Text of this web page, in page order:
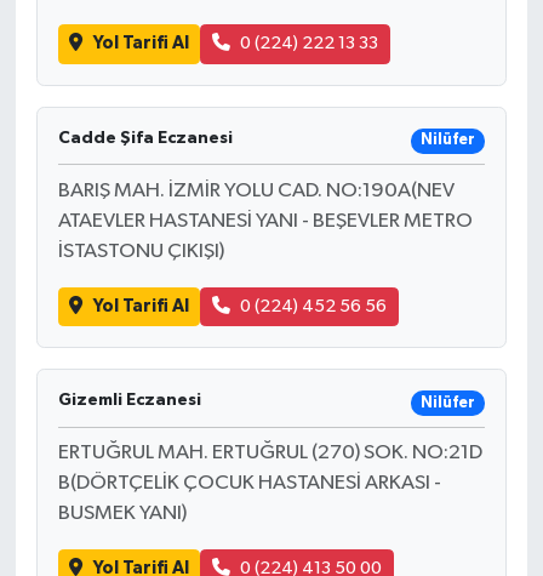
Yol Tarifi Al 0 (224) 222 13 33
Cadde Şifa Eczanesi Nilüfer
BARIŞ MAH. İZMİR YOLU CAD. NO:190A(NEV
ATAEVLER HASTANESİ YANI - BEŞEVLER METRO
İSTASTONU ÇIKIŞI)
Yol Tarifi Al 0 (224) 452 56 56
Gizemli Eczanesi Nilüfer
ERTUĞRUL MAH. ERTUĞRUL (270) SOK. NO:21D
B(DÖRTÇELİK ÇOCUK HASTANESİ ARKASI -
BUSMEK YANI)
Yol Tarifi Al 0 (224) 413 50 00